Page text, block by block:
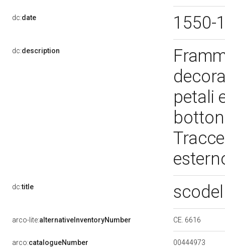
dc:date 1550-
dc:description
petali
dc:title
arco-lite:alternativeInventoryNumber CE. 6616
arco:catalogueNumber 00444973